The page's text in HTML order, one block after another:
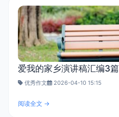
爱我的家乡演讲稿汇编3篇
优秀作文 2026-04-10 15:15
阅读全文 →